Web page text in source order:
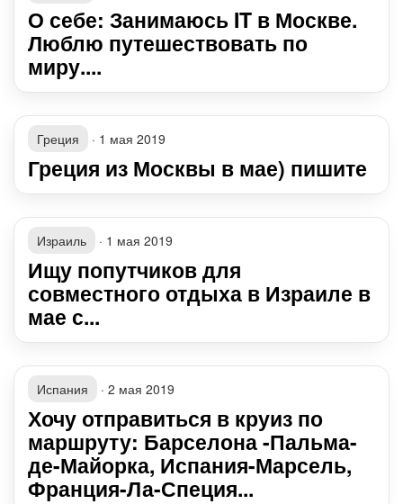
О себе: Занимаюсь IT в Москве.
Люблю путешествовать по
миру....
Греция · 1 мая 2019
Греция из Москвы в мае) пишите
Израиль · 1 мая 2019
Ищу попутчиков для
совместного отдыха в Израиле в
мае с...
Испания · 2 мая 2019
Хочу отправиться в круиз по
маршруту: Барселона -Пальма-
де-Майорка, Испания-Марсель,
Франция-Ла-Специя...